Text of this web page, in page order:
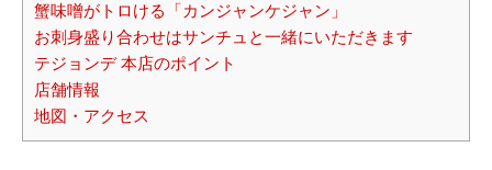
蟹味噌がトロける「カンジャンケジャン」
お刺身盛り合わせはサンチュと一緒にいただきます
テジョンデ 本店のポイント
店舗情報
地図・アクセス